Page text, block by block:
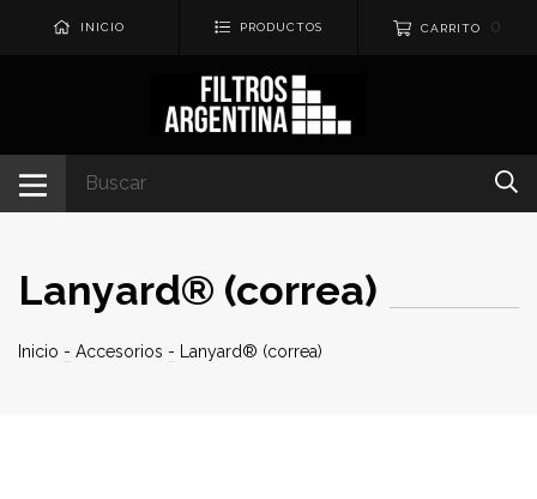
INICIO PRODUCTOS CARRITO 0
Lanyard® (correa)
Inicio - Accesorios - Lanyard® (correa)